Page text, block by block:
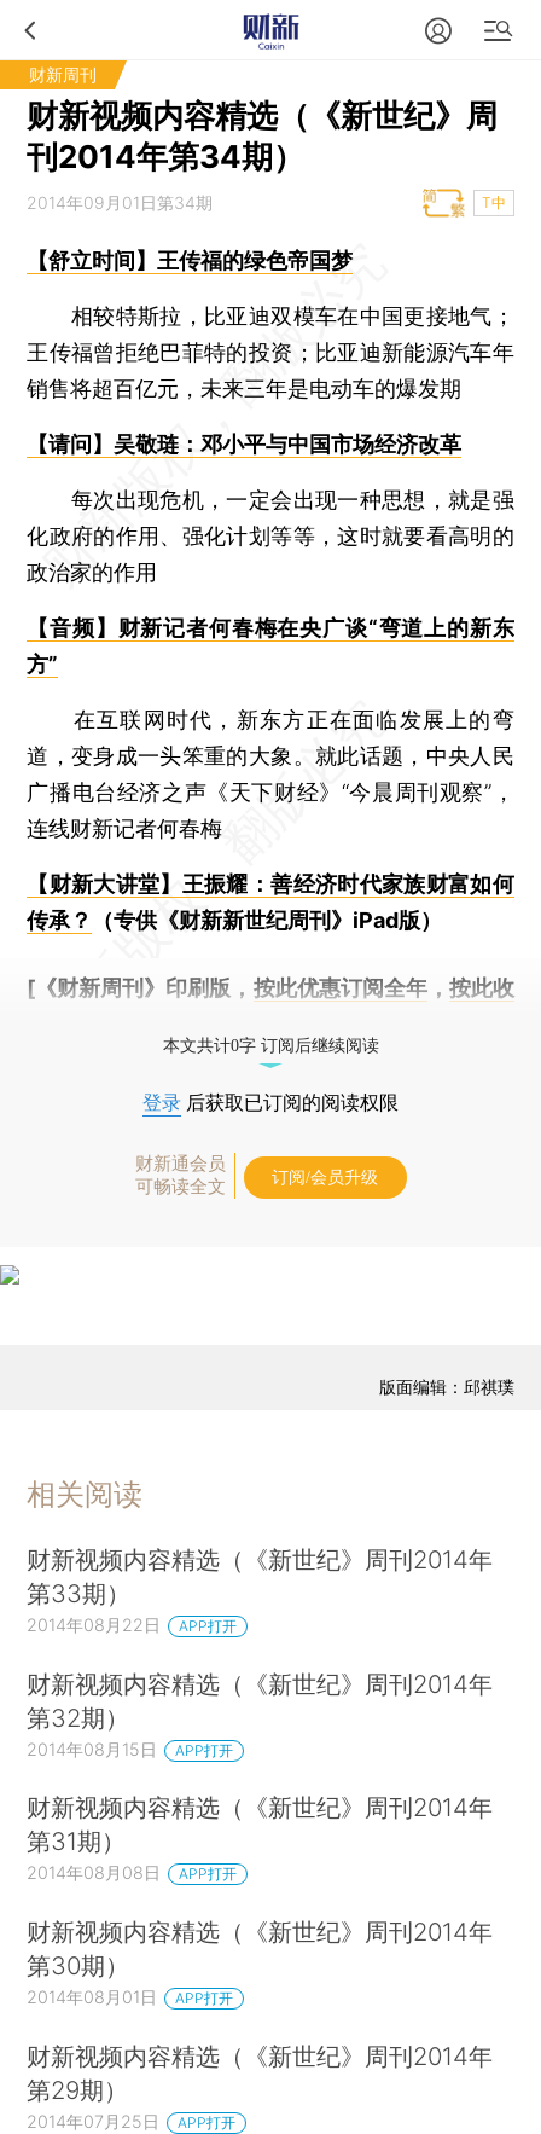
财新周刊
财新视频内容精选（《新世纪》周
刊2014年第34期）
2014年09月01日第34期 T中
【舒立时间】王传福的绿色帝国梦
相较特斯拉，比亚迪双模车在中国更接地气；
王传福曾拒绝巴菲特的投资；比亚迪新能源汽车年
销售将超百亿元，未来三年是电动车的爆发期
【请问】吴敬琏：邓小平与中国市场经济改革
每次出现危机，一定会出现一种思想，就是强
化政府的作用、强化计划等等，这时就要看高明的
政治家的作用
【音频】财新记者何春梅在央广谈“弯道上的新东
方”
在互联网时代，新东方正在面临发展上的弯
道，变身成一头笨重的大象。就此话题，中央人民
广播电台经济之声《天下财经》“今晨周刊观察”，
连线财新记者何春梅
【财新大讲堂】王振耀：善经济时代家族财富如何
传承？
（专供《财新新世纪周刊》iPad版）
[《财新周刊》印刷版， 按此优惠订阅全年， 按此收
本文共计0字 订阅后继续阅读
登录 后获取已订阅的阅读权限
财新通会员
可畅读全文
订阅/会员升级
版面编辑：邱祺璞
相关阅读
财新视频内容精选（《新世纪》周刊2014年
第33期）
2014年08月22日 APP打开
财新视频内容精选（《新世纪》周刊2014年
第32期）
2014年08月15日 APP打开
财新视频内容精选（《新世纪》周刊2014年
第31期）
2014年08月08日 APP打开
财新视频内容精选（《新世纪》周刊2014年
第30期）
2014年08月01日 APP打开
财新视频内容精选（《新世纪》周刊2014年
第29期）
2014年07月25日 APP打开